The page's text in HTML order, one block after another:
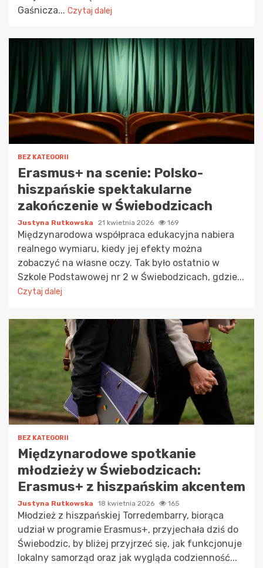
Gaśnicza... Czytaj dalej
BEZ KATEGORII
Erasmus+ na scenie: Polsko-
hiszpańskie spektakularne
zakończenie w Świebodzicach
Justyna Rutkowska 21 kwietnia 2026 169
Międzynarodowa współpraca edukacyjna nabiera
realnego wymiaru, kiedy jej efekty można
zobaczyć na własne oczy. Tak było ostatnio w
Szkole Podstawowej nr 2 w Świebodzicach, gdzie...
Czytaj dalej
BEZ KATEGORII
Międzynarodowe spotkanie
młodzieży w Świebodzicach:
Erasmus+ z hiszpańskim akcentem
Justyna Rutkowska 18 kwietnia 2026 165
Młodzież z hiszpańskiej Torredembarry, biorąca
udział w programie Erasmus+, przyjechała dziś do
Świebodzic, by bliżej przyjrzeć się, jak funkcjonuje
lokalny samorząd oraz jak wygląda codzienność...